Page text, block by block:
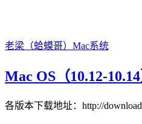
老梁（蛤蟆哥） Mac系统
Mac OS（10.12-
各版本下载地址：http://